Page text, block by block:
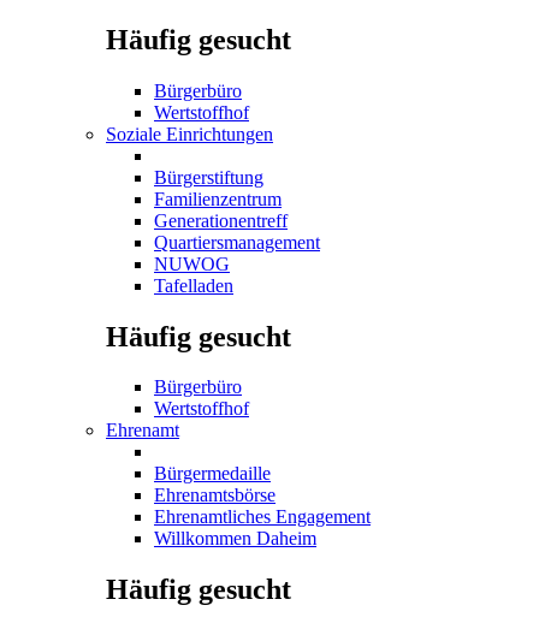
Häufig gesucht
Bürgerbüro
Wertstoffhof
Soziale Einrichtungen
Bürgerstiftung
Familienzentrum
Generationentreff
Quartiersmanagement
NUWOG
Tafelladen
Häufig gesucht
Bürgerbüro
Wertstoffhof
Ehrenamt
Bürgermedaille
Ehrenamtsbörse
Ehrenamtliches Engagement
Willkommen Daheim
Häufig gesucht